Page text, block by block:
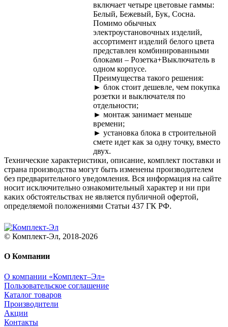
включает четыре цветовые гаммы:
Белый, Бежевый, Бук, Сосна.
Помимо обычных
электроустановочных изделий,
ассортимент изделий белого цвета
представлен комбинированными
блоками – Розетка+Выключатель в
одном корпусе.
Преимущества такого решения:
► блок стоит дешевле, чем покупка
розетки и выключателя по
отдельности;
► монтаж занимает меньше
времени;
► установка блока в строительной
смете идет как за одну точку, вместо
двух.
Технические характеристики, описание, комплект поставки и
страна производства могут быть изменены производителем
без предварительного уведомления. Вся информация на сайте
носит исключительно ознакомительный характер и ни при
каких обстоятельствах не является публичной офертой,
определяемой положениями Статьи 437 ГК РФ.
© Комплект-Эл, 2018-2026
О Компании
О компании «Комплект–Эл»
Пользовательское соглашение
Каталог товаров
Производители
Акции
Контакты